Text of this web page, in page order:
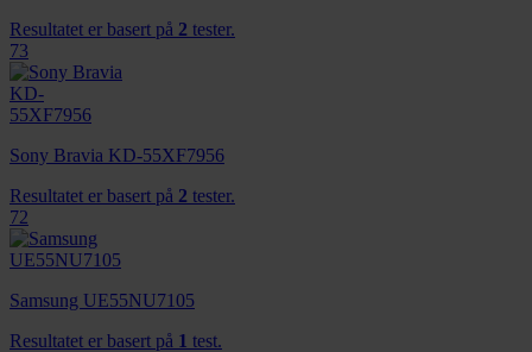
Resultatet er basert på 2 tester.
73
Sony Bravia KD-55XF7956
Resultatet er basert på 2 tester.
72
Samsung UE55NU7105
Resultatet er basert på 1 test.